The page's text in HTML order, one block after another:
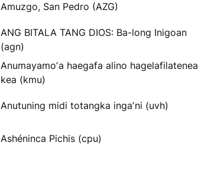
Amuzgo, San Pedro (AZG)
ANG BITALA TANG DIOS: Ba-long Inigoan
(agn)
Anumayamoʼa haegafa alino hagelafilatenea
kea (kmu)
Anutuning midi totangka ingaʼni (uvh)
Ashéninca Pichis (cpu)